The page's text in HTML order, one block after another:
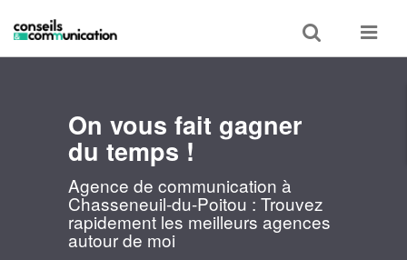
Toggle
search
Toggle
On vous fait gagner
du temps !
Agence de communication à
Chasseneuil-du-Poitou : Trouvez
rapidement les meilleurs agences
autour de moi